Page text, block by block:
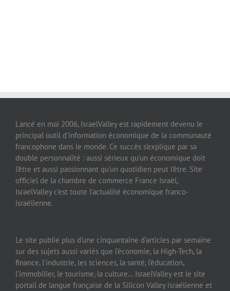
Lancé en mai 2006, IsraelValley est rapidement devenu le
principal outil d’information économique de la communauté
francophone dans le monde. Ce succès s’explique par sa
double personnalité : aussi sérieux qu’un économique doit
l’être et aussi passionnant qu’un quotidien peut l’être. Site
officiel de la chambre de commerce France Israël,
IsraelValley c’est toute l’actualité économique franco-
israélienne.
Le site publie plus d’une cinquantaine d’articles par semaine
sur des sujets aussi variés que l’économie, la High-Tech, la
finance, l’industrie, les sciences, la santé, l’éducation,
l’immobilier, le tourisme, la culture… IsraelValley est le site
portail de langue française de la Silicon Valley israélienne et